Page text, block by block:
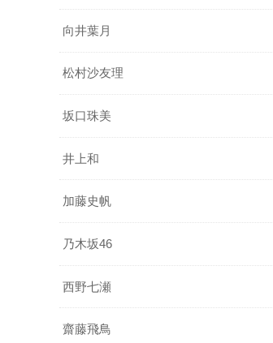
向井葉月
松村沙友理
坂口珠美
井上和
加藤史帆
乃木坂46
西野七瀬
齋藤飛鳥